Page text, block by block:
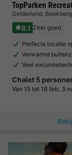
TopParken
Gelderland,
8.1 Zeer goed
Perfecte locatie
Verwarmd
Veel
Chalet 5
Van 15 tot 18 feb, 3